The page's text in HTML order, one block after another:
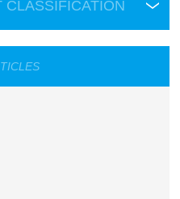
CLASSIFICATION